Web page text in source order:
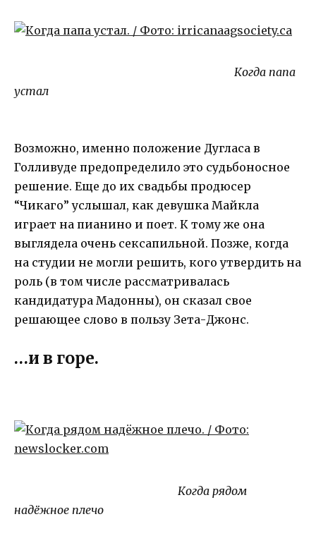
Когда папа
устал
Возможно, именно положение Дугласа в
Голливуде предопределило это судьбоносное
решение. Еще до их свадьбы продюсер
“Чикаго” услышал, как девушка Майкла
играет на пианино и поет. К тому же она
выглядела очень сексапильной. Позже, когда
на студии не могли решить, кого утвердить на
роль (в том числе рассматривалась
кандидатура Мадонны), он сказал свое
решающее слово в пользу Зета-Джонс.
…и в горе.
Когда рядом
надёжное плечо